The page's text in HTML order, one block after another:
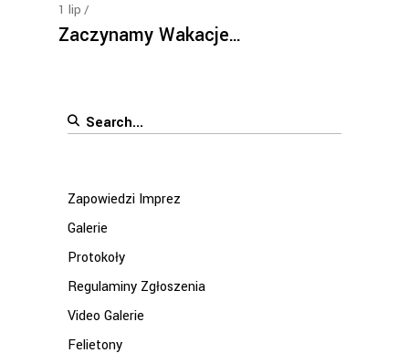
1 lip
Zaczynamy Wakacje…
Search
Zapowiedzi Imprez
Galerie
Protokoły
Regulaminy Zgłoszenia
Video Galerie
Felietony